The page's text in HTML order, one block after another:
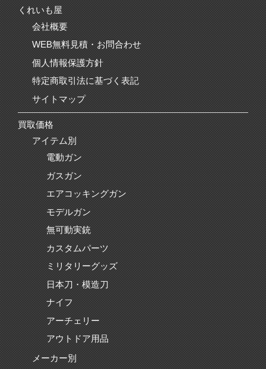
くれいも屋
会社概要
WEB無料見積・お問合わせ
個人情報保護方針
特定商取引法に基づく表記
サイトマップ
買取価格
アイテム別
電動ガン
ガスガン
エアコッキングガン
モデルガン
無可動実銃
カスタムパーツ
ミリタリーグッズ
日本刀・模造刀
ナイフ
アーチェリー
アウトドア用品
メーカー別